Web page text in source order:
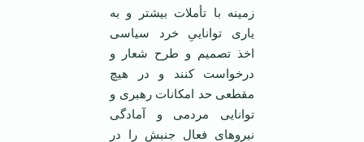
زمینه با تأملات بیشتر و به
یاری تواناییِ خرد سیاسی
اخذ تصمیم و طرح شعار و
درخواست کنند و در هیچ
مقطعی حد امکانات رهبری و
توانایی مردمی و آمادگی
نیروهای فعال جنبش را در